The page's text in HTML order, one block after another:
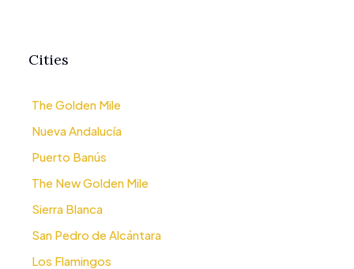
Cities
The Golden Mile
Nueva Andalucía
Puerto Banús
The New Golden Mile
Sierra Blanca
San Pedro de Alcántara
Los Flamingos